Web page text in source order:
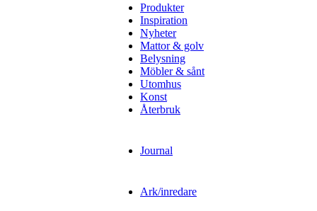
Produkter
Inspiration
Nyheter
Mattor & golv
Belysning
Möbler & sånt
Utomhus
Konst
Återbruk
Journal
Ark/inredare